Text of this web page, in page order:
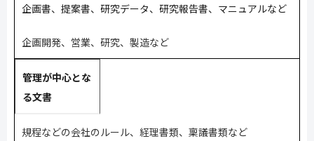
企画書、提案書、研究データ、研究報告書、マニュアルなど
企画開発、営業、研究、製造など
管理が中心とな
る文書
規程などの会社のルール、経理書類、稟議書類など